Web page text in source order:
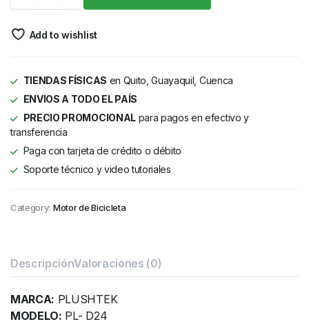
Add to wishlist
TIENDAS FÍSICAS en Quito, Guayaquil, Cuenca
ENVIOS A TODO EL PAÍS
PRECIO PROMOCIONALpara pagos en efectivo y
transferencia
Paga con tarjeta de crédito o débito
Soporte técnico y video tutoriales
Category: Motor de Bicicleta
DescripciónValoraciones (0)
MARCA: PLUSHTEK
MODELO: PL- D24